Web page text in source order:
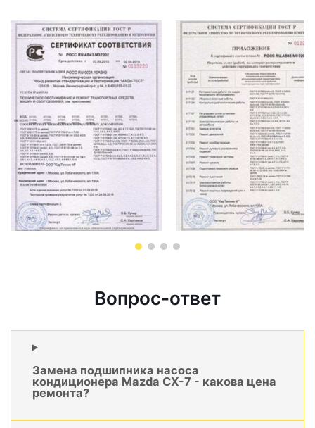
Вопрос-ответ
Замена подшипника насоса
кондиционера Mazda CX-7 - какова цена
ремонта?